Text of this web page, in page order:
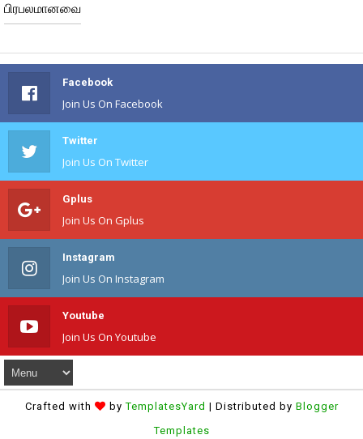
பிரபலமானவை
Facebook
Join Us On Facebook
Twitter
Join Us On Twitter
Gplus
Join Us On Gplus
Instagram
Join Us On Instagram
Youtube
Join Us On Youtube
Crafted with byTemplatesYard | Distributed by Blogger
Templates